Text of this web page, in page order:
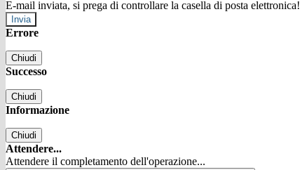
E-mail inviata, si prega di controllare la casella di posta elettronica!
Errore
Chiudi
Successo
Chiudi
Informazione
Chiudi
Attendere...
Attendere il completamento dell'operazione...